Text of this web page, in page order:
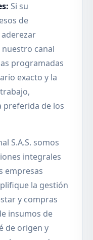
Si su
de
canal
programadas
exacto y la
preferida de los
S.A.S. somos
integrales
empresas
la gestión
y compras
insumos de
de origen y